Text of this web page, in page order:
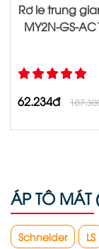
Rơ le trung
62.234đ
ÁP TÔ MÁT
Schneider LS